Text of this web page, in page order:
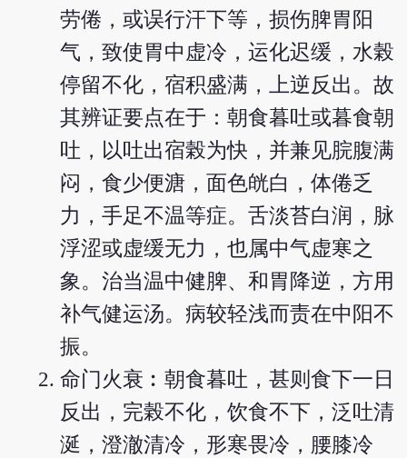
劳倦，或误行汗下等，损伤脾胃阳
气，致使胃中虚冷，运化迟缓，水榖
停留不化，宿积盛满，上逆反出。故
其辨证要点在于：朝食暮吐或暮食朝
吐，以吐出宿榖为快，并兼见脘腹满
闷，食少便溏，面色㿠白，体倦乏
力，手足不温等症。舌淡苔白润，脉
浮涩或虚缓无力，也属中气虚寒之
象。治当温中健脾、和胃降逆，方用
补气健运汤。病较轻浅而责在中阳不
振。
命门火衰︰朝食暮吐，甚则食下一日
反出，完榖不化，饮食不下，泛吐清
涎，澄澈清冷，形寒畏冷，腰膝冷